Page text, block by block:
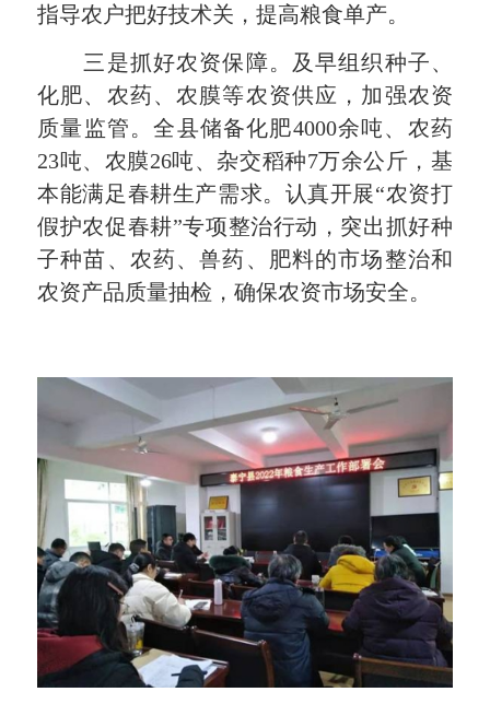
指导农户把好技术关，提高粮食单产。
三是抓好农资保障。及早组织种子、
化肥、农药、农膜等农资供应，加强农资
质量监管。全县储备化肥4000余吨、农药
23吨、农膜26吨、杂交稻种7万余公斤，基
本能满足春耕生产需求。认真开展“农资打
假护农促春耕”专项整治行动，突出抓好种
子种苗、农药、兽药、肥料的市场整治和
农资产品质量抽检，确保农资市场安全。